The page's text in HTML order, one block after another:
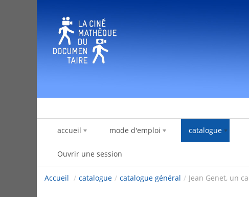
accueil mode d'emploi catalogue
Ouvrir une session
Accueil / catalogue / catalogue général / Jean Genet, un